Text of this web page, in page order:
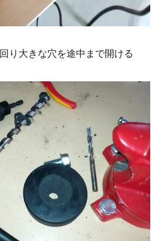
り大きな穴を途中まで開ける